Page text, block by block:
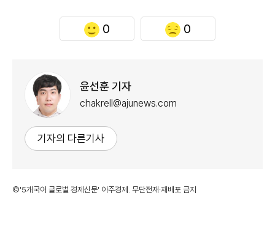
0 0
윤선훈 기자
chakrell@ajunews.com
기자의 다른기사
©'5개국어 글로벌 경제신문' 아주경제. 무단전재·재배포 금지